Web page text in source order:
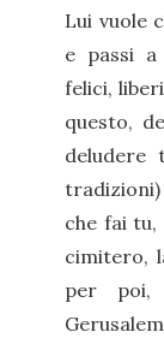
Lui vuole
e passi
felici,
questo,
deludere
che fai
cimitero,
per poi,